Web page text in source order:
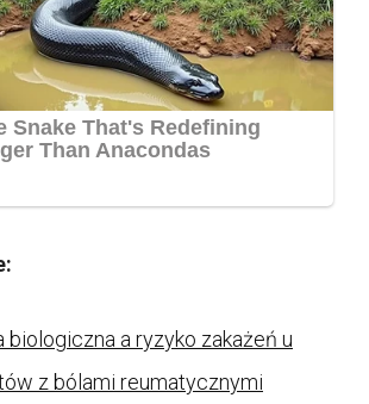
biologiczna a ryzyko zakażeń u
z bólami reumatycznymi